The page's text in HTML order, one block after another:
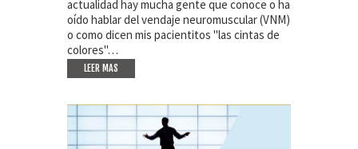
actualidad hay mucha gente que conoce o ha
oído hablar del vendaje neuromuscular (VNM)
o como dicen mis pacientitos "las cintas de
colores"…
LEER MAS